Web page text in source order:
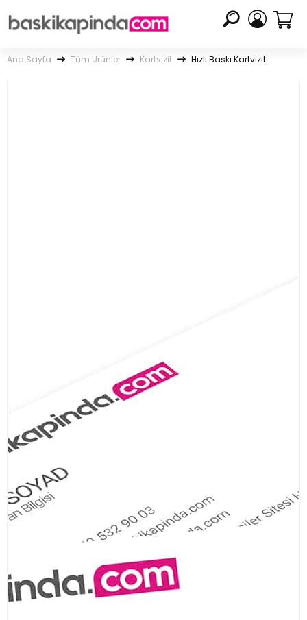
Ana Sayfa Tüm Ürünler Kartvizit Hızlı Baskı Kartvizit